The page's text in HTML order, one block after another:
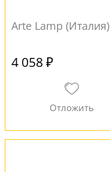
Arte Lamp (Италия)
4 058 ₽